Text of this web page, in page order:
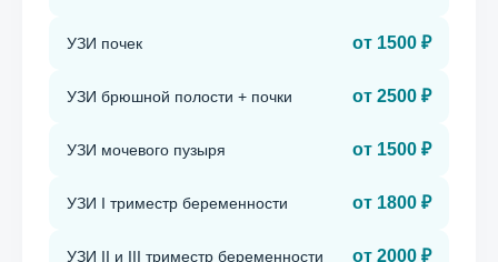
УЗИ почек от 1500 ₽
УЗИ брюшной полости + почки от 2500 ₽
УЗИ мочевого пузыря от 1500 ₽
УЗИ I триместр беременности от 1800 ₽
УЗИ II и III триместр беременности от 2000 ₽